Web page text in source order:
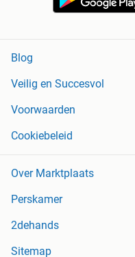
Blog
Veilig en Succesvol
Voorwaarden
Cookiebeleid
Over Marktplaats
Perskamer
2dehands
Sitemap